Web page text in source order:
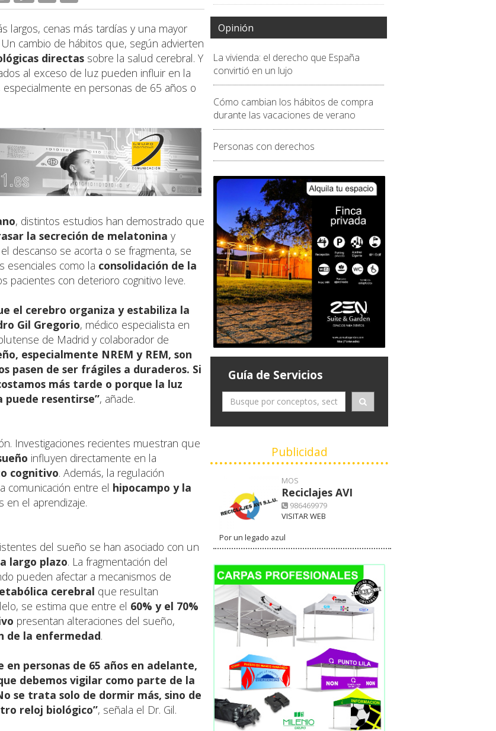
largos, cenas más tardías y una mayor
cambio de hábitos que, según advierten
directas sobre la salud cerebral. Y
al exceso de luz pueden influir en la
especialmente en personas de 65 años o
, distintos estudios han demostrado que
la secreción de melatonina y
descanso se acorta o se fragmenta, se
esenciales como la consolidación de la
pacientes con deterioro cognitivo leve.
el cerebro organiza y estabiliza la
Gil Gregorio, médico especialista en
de Madrid y colaborador de
especialmente NREM y REM, son
pasen de ser frágiles a duraderos. Si
más tarde o porque la luz
puede resentirse”, añade.
Investigaciones recientes muestran que
influyen directamente en la
cognitivo. Además, la regulación
comunicación entre el hipocampo y la
en el aprendizaje.
del sueño se han asociado con un
largo plazo. La fragmentación del
pueden afectar a mecanismos de
cerebral que resultan
se estima que entre el 60% y el 70%
presentan alteraciones del sueño,
de la enfermedad.
personas de 65 años en adelante,
debemos vigilar como parte de la
se trata solo de dormir más, sino de
reloj biológico”, señala el Dr. Gil.
Opinión
La vivienda: el derecho que España
convirtió en un lujo
Cómo cambian los hábitos de compra
durante las vacaciones de verano
Personas con derechos
Guía de Servicios
Publicidad
MOS
Reciclajes AVI
986469979
VISITAR WEB
Por un legado azul